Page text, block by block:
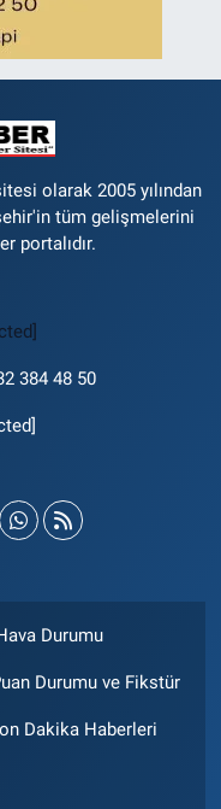
olarak 2005 yılından
tüm gelişmelerini
portalıdır.
384 48 50
Durumu
Durumu ve Fikstür
Dakika Haberleri